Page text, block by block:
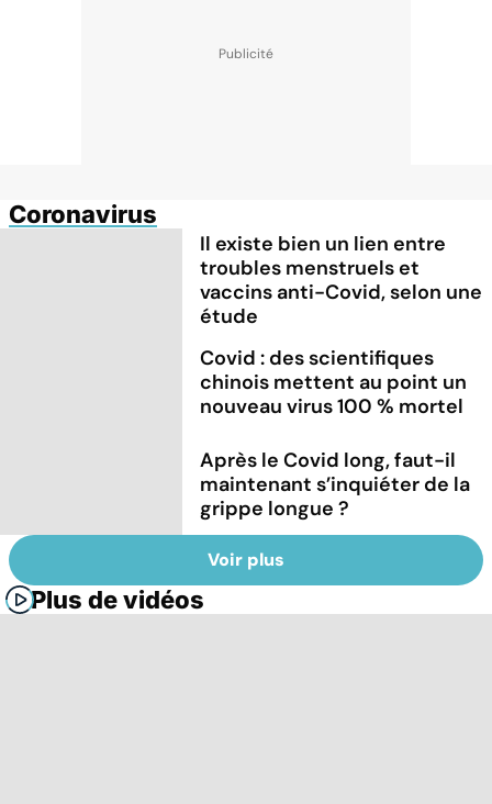
Coronavirus
Il existe bien un lien entre
troubles menstruels et
vaccins anti-Covid, selon une
étude
Covid : des scientifiques
chinois mettent au point un
nouveau virus 100 % mortel
Après le Covid long, faut-il
maintenant s’inquiéter de la
grippe longue ?
Voir plus
Plus de vidéos